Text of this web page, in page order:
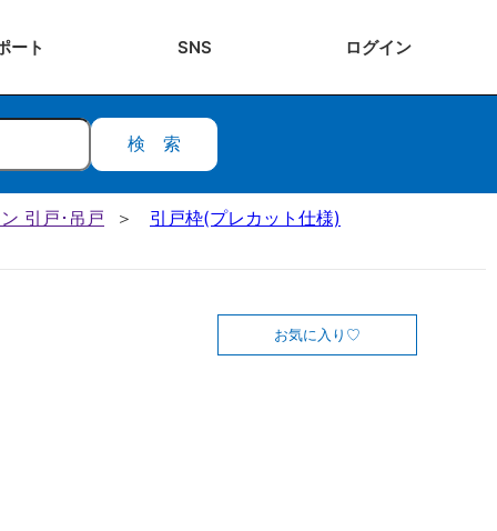
ート SNS ログイン
検索
引戸･吊戸 引戸枠(プレカット仕様)
お気に入り